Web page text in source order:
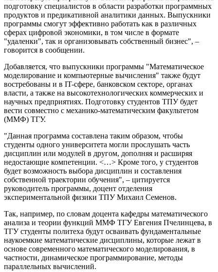
подготовку специалистов в области разработки программных
продуктов и предикативной аналитики данных. Выпускники
программы смогут эффективно работать как в различных
сферах цифровой экономики, в том числе в формате
"удаленки", так и организовывать собственный бизнес", –
говорится в сообщении.
Добавляется, что выпускники программы "Математическое
моделирование и компьютерные вычисления" также будут
востребованы и в IT-сфере, банковском секторе, органах
власти, а также на высокотехнологических коммерческих и
научных предприятиях. Подготовку студентов ТПУ будет
вести совместно с механико-математическим факультетом
(ММФ) ТГУ.
"Данная программа составлена таким образом, чтобы
студенты одного университета могли прослушать часть
дисциплин или модулей в другом, дополняя и расширяя
недостающие компетенции. <…> Кроме того, у студентов
будет возможность выбора дисциплин и составления
собственной траектории обучения", – цитируется
руководитель программы, доцент отделения
экспериментальной физики ТПУ Михаил Семенов.
Так, например, по словам доцента кафедры математического
анализа и теории функций ММФ ТГУ Евгения Пчелинцева, в
ТГУ студенты политеха будут осваивать фундаментальные
наукоемкие математические дисциплины, которые лежат в
основе современного математического моделирования, в
частности, динамическое программирование, методы
параллельных вычислений.